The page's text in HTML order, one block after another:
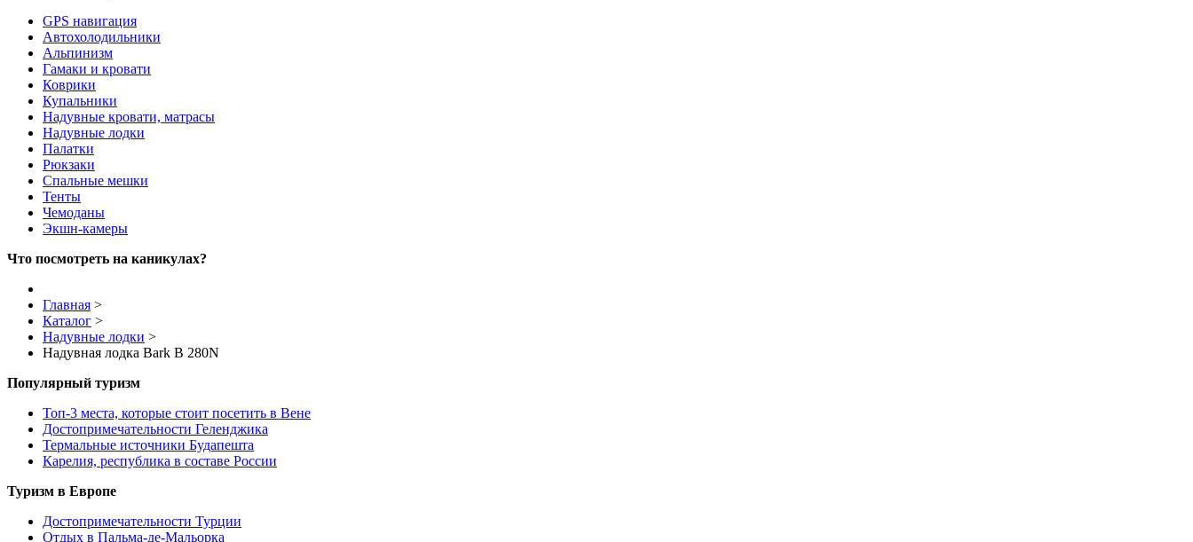
GPS навигация
Автохолодильники
Альпинизм
Гамаки и кровати
Коврики
Купальники
Надувные кровати, матрасы
Надувные лодки
Палатки
Рюкзаки
Спальные мешки
Тенты
Чемоданы
Экшн-камеры
Что посмотреть на каникулах?
Главная >
Каталог >
Надувные лодки >
Надувная лодка Bark B 280N
Популярный туризм
Топ-3 места, которые стоит посетить в Вене
Достопримечательности Геленджика
Термальные источники Будапешта
Карелия, республика в составе России
Туризм в Европе
Достопримечательности Турции
Отдых в Пальма-де-Мальорка